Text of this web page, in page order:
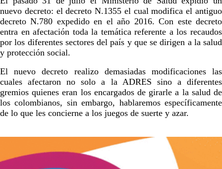
nuevo decreto: el decreto N.1355 el cual modifica el antiguo
decreto N.780 expedido en el año 2016. Con este decreto
entra en afectación toda la temática referente a los recaudos
por los diferentes sectores del país y que se dirigen a la salud
y protección social.
El nuevo decreto realizo demasiadas modificaciones las
cuales afectaron no solo a la ADRES sino a diferentes
gremios quienes eran los encargados de girarle a la salud de
los colombianos, sin embargo, hablaremos específicamente
de lo que les concierne a los juegos de suerte y azar.